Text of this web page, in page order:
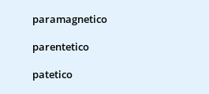
paramagnetico
parentetico
patetico